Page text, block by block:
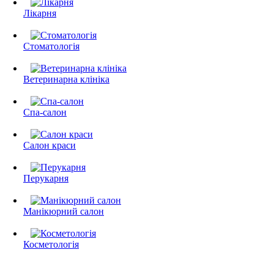
Лікарня
Стоматологія
Ветеринарна клініка
Спа-салон
Салон краси
Перукарня
Манікюрний салон
Косметологія